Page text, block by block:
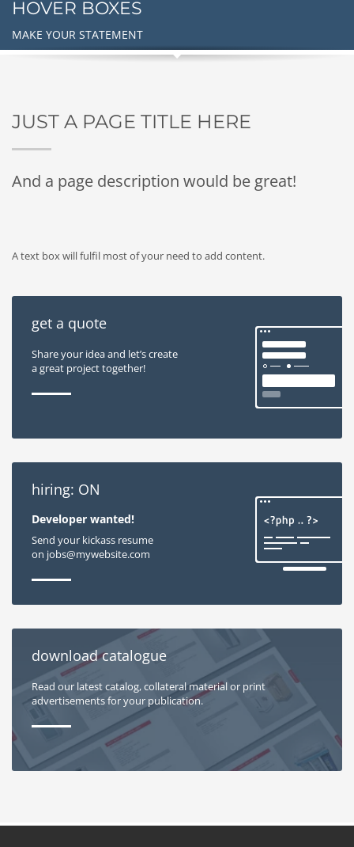
HOVER BOXES
MAKE YOUR STATEMENT
JUST A PAGE TITLE HERE
And a page description would be great!
A text box will fulfil most of your need to add content.
get a quote
Share your idea and let’s create
a great project together!
hiring: ON
Developer wanted!
Send your kickass resume
on jobs@mywebsite.com
download catalogue
Read our latest catalog, collateral material or print
advertisements for your publication.